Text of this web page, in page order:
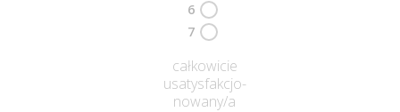
6
7
całkowicie
usatysfakcjo-
nowany/a